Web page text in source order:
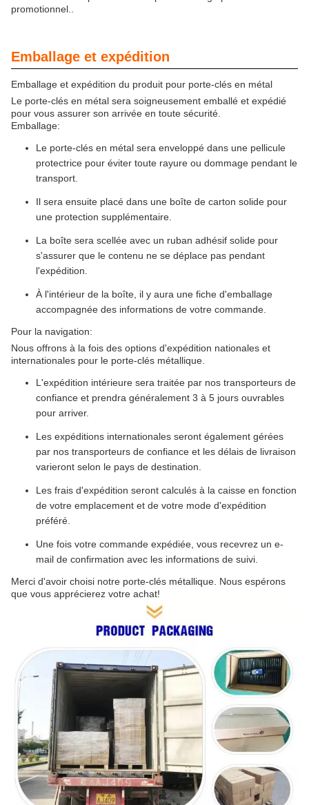
promotionnel..
Emballage et expédition
Emballage et expédition du produit pour porte-clés en métal
Le porte-clés en métal sera soigneusement emballé et expédié
pour vous assurer son arrivée en toute sécurité.
Emballage:
Le porte-clés en métal sera enveloppé dans une pellicule
protectrice pour éviter toute rayure ou dommage pendant le
transport.
Il sera ensuite placé dans une boîte de carton solide pour
une protection supplémentaire.
La boîte sera scellée avec un ruban adhésif solide pour
s'assurer que le contenu ne se déplace pas pendant
l'expédition.
À l'intérieur de la boîte, il y aura une fiche d'emballage
accompagnée des informations de votre commande.
Pour la navigation:
Nous offrons à la fois des options d'expédition nationales et
internationales pour le porte-clés métallique.
L'expédition intérieure sera traitée par nos transporteurs de
confiance et prendra généralement 3 à 5 jours ouvrables
pour arriver.
Les expéditions internationales seront également gérées
par nos transporteurs de confiance et les délais de livraison
varieront selon le pays de destination.
Les frais d'expédition seront calculés à la caisse en fonction
de votre emplacement et de votre mode d'expédition
préféré.
Une fois votre commande expédiée, vous recevrez un e-
mail de confirmation avec les informations de suivi.
Merci d'avoir choisi notre porte-clés métallique. Nous espérons
que vous apprécierez votre achat!